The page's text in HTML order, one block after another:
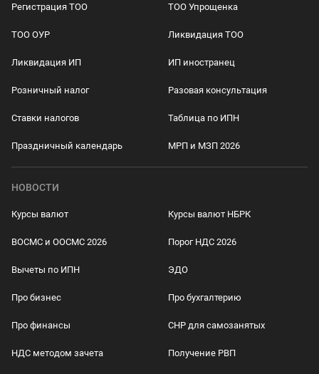
Регистрация ТОО ТОО Упрощенка
ТОО ОУР Ликвидация ТОО
Ликвидация ИП ИП иностранец
Розничный налог Разовая консультация
Ставки налогов Таблица по ИПН
Праздничный календарь МРП и МЗП 2026
НОВОСТИ
Курсы валют Курсы валют НБРК
ВОСМС и ООСМС 2026 Порог НДС 2026
Вычеты по ИПН ЭДО
Про бизнес Про бухгалтерию
Про финансы СНР для самозанятых
НДС методом зачета Получение РВП